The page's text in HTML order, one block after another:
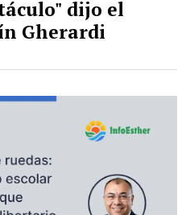
dijo el
Gherardi